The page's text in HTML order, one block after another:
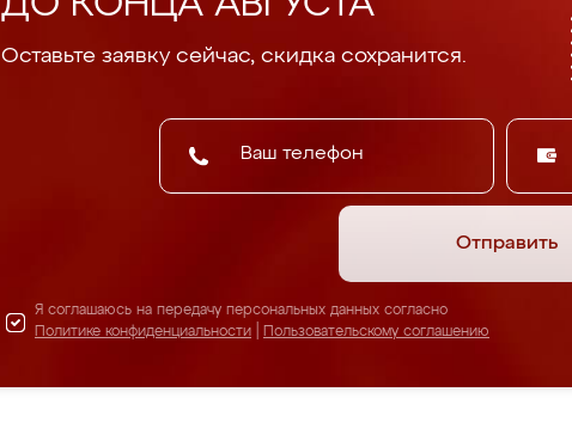
Оставьте заявку сейчас, скидка сохранится.
Отправить
Я соглашаюсь на передачу персональных данных согласно
Политике конфиденциальности
Пользовательскому соглашению